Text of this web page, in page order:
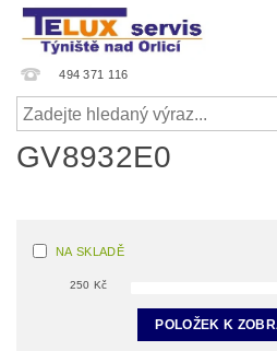
494 371 116
GV8932E0
NA SKLADĚ
250 Kč
POLOŽEK K